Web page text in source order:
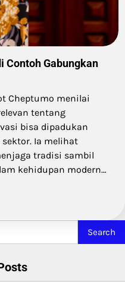
Contoh Gabungkan
Cheptumo menilai
tentang
bisa dipadukan
Ia melihat
tradisi sambil
kehidupan modern…